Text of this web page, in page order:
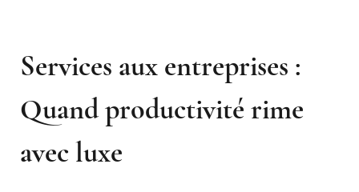
Services aux entreprises :
Quand productivité rime
avec luxe